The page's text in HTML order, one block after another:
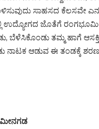
ಸಾಹಸದ ಕೆಲಸವೇ
ಉದ್ಯೋಗದ ಜೊತೆಗೆ
ಬೆಳೆಸಿಕೊಂಡು ತಮ್ಮ ಹಾಗೆ ಆಸಕ್ತಿ
ನಾಟಕ ಆಡುವ ಈ ತಂಡಕ್ಕೆ